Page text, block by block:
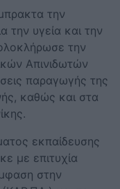
την
την υγεία και την
την
Απινιδωτών
παραγωγής της
καθώς και στα
εκπαίδευσης
με επιτυχία
στην